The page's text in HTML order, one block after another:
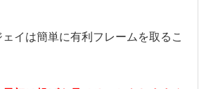
イは簡単に有利フレームを取るこ